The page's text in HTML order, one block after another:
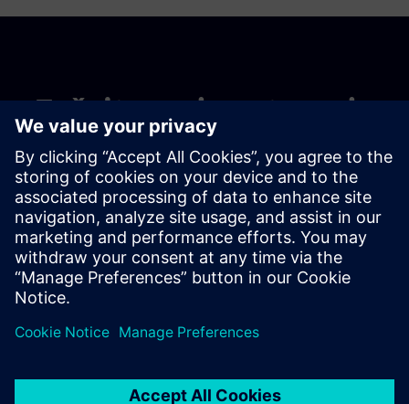
Začnite svoje potovanje
Contact us